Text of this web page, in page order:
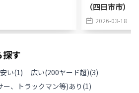
（四日市市）
2026-03-18
探す
安い(1) 広い(200ヤード超)(3)
、トラックマン等)あり (1)